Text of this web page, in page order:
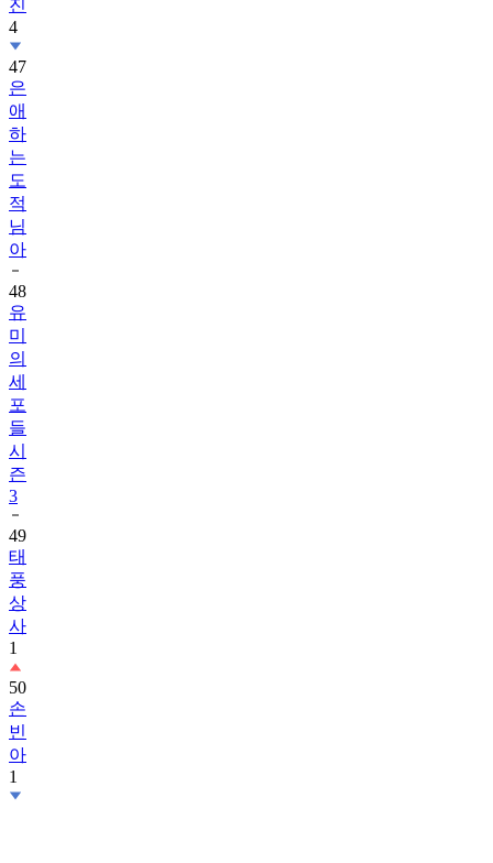
진
4
47
은
애
하
는
도
적
님
아
48
유
미
의
세
포
들
시
즌
3
49
태
풍
상
사
1
50
손
빈
아
1